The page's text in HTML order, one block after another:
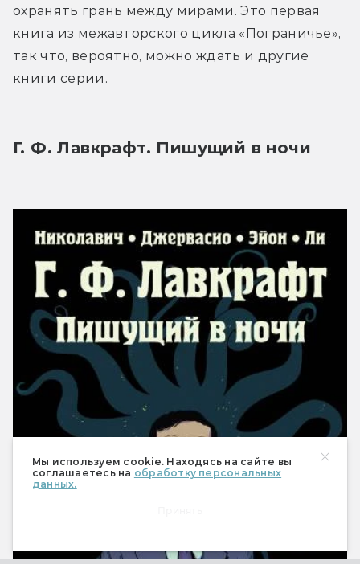
Мы используем cookie. Находясь на сайте вы
соглашаетесь на обработку персональных
данных.
охранять грань между мирами. Это первая
книга из межавторского цикла «Пограничье»,
так что, вероятно, можно ждать и другие
книги серии.
Г. Ф. Лавкрафт. Пишущий в ночи